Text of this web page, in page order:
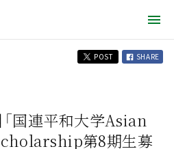
POST SHARE
「国連平和大学Asian
第8期生募